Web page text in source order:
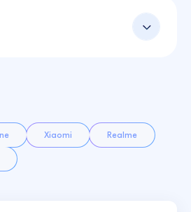
Xiaomi Realme